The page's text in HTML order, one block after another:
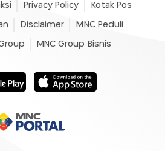
Privacy Policy Kotak Pos
Disclaimer MNC Peduli
MNC Group Bisnis